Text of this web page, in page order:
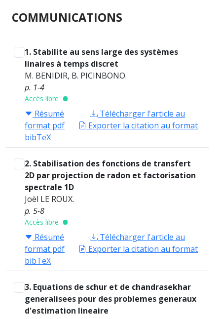
COMMUNICATIONS
1. Stabilite au sens large des systèmes
linaires à temps discret
M. BENIDIR, B. PICINBONO.
p. 1-4
Accès libre
Résumé
Télécharger l'article au
format pdf
Exporter la citation au format
bibTeX
2. Stabilisation des fonctions de transfert
2D par projection de radon et factorisation
spectrale 1D
Joël LE ROUX.
p. 5-8
Accès libre
Résumé
Télécharger l'article au
format pdf
Exporter la citation au format
bibTeX
3. Equations de schur et de chandrasekhar
generalisees pour des problemes generaux
d'estimation lineaire